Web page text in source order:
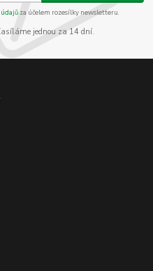
za účelem rozesílky newsletteru.
jednou za 14 dní.